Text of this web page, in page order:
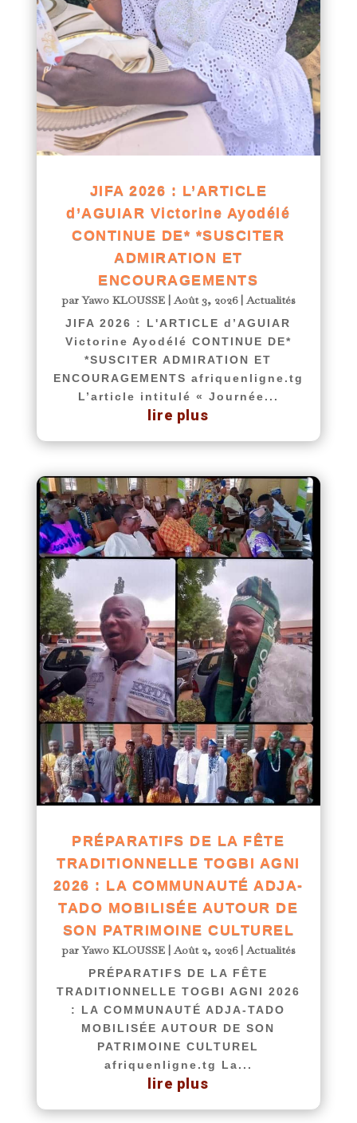
JIFA 2026 : L’ARTICLE
d’AGUIAR Victorine Ayodélé
CONTINUE DE* *SUSCITER
ADMIRATION ET
ENCOURAGEMENTS
parYawo KLOUSSE|Août 3, 2026|Actualités
JIFA 2026 : L'ARTICLE d’AGUIAR
Victorine Ayodélé CONTINUE DE*
*SUSCITER ADMIRATION ET
ENCOURAGEMENTS afriquenligne.tg
L’article intitulé « Journée...
lire plus
PRÉPARATIFS DE LA FÊTE
TRADITIONNELLE TOGBI AGNI
2026 : LA COMMUNAUTÉ ADJA-
TADO MOBILISÉE AUTOUR DE
SON PATRIMOINE CULTUREL
parYawo KLOUSSE|Août 2, 2026|Actualités
PRÉPARATIFS DE LA FÊTE
TRADITIONNELLE TOGBI AGNI 2026
: LA COMMUNAUTÉ ADJA-TADO
MOBILISÉE AUTOUR DE SON
PATRIMOINE CULTUREL
afriquenligne.tg La...
lire plus